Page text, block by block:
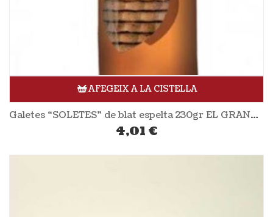
AFEGEIX A LA CISTELLA
Galetes “SOLETES” de blat espelta 230gr EL GRANERO
4,01 €